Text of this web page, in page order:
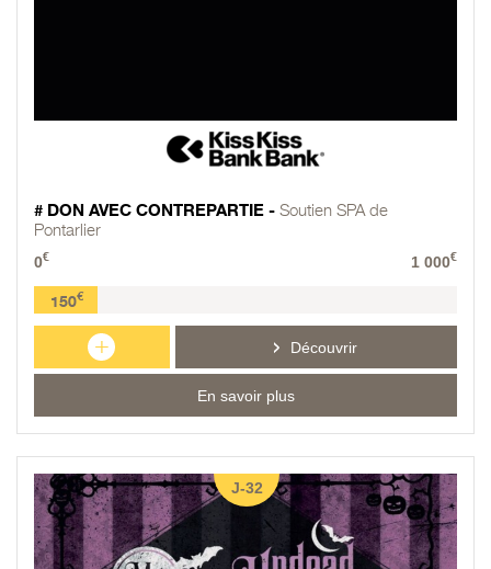
# DON AVEC CONTREPARTIE - Soutien SPA de
Pontarlier
0€ 1 000€
150€
+ Découvrir
En savoir plus
J-32